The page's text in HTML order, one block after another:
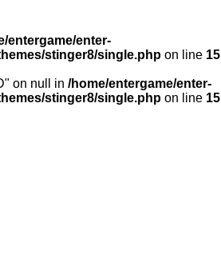
entergame/enter-
stinger8/single.php on line 15
on null in /home/entergame/enter-
stinger8/single.php on line 15